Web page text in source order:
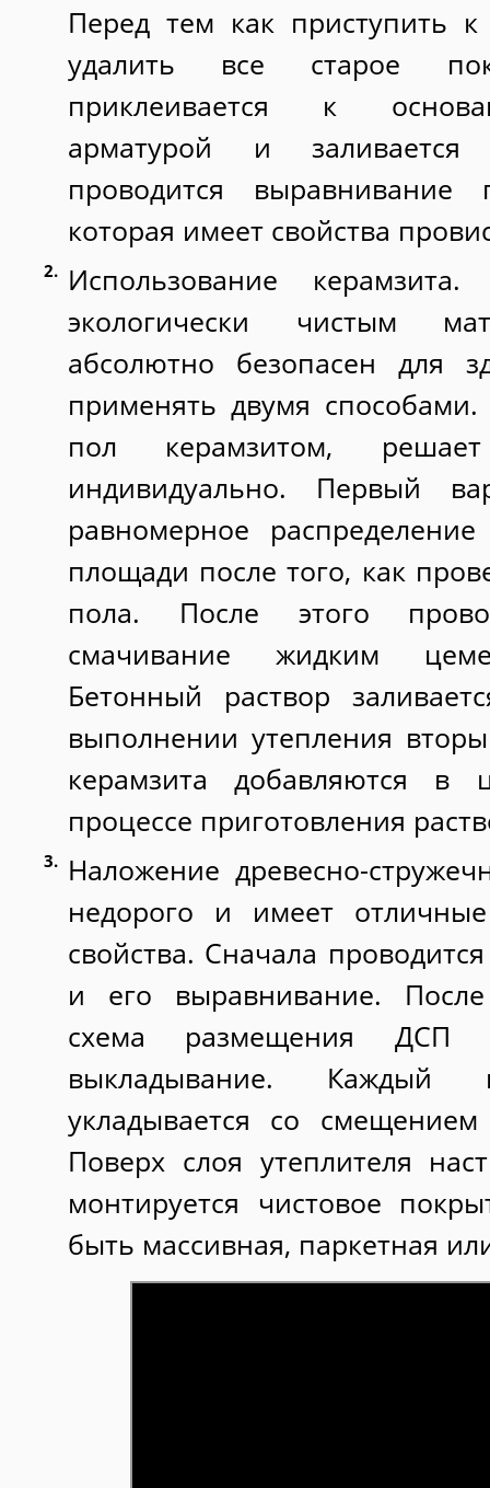
Перед тем как приступить
удалить все старое
приклеивается к
арматурой и заливается
проводится выравнивание
которая имеет свойства
Использование керамзита.
экологически чистым
абсолютно безопасен для
применять двумя
пол керамзитом,
индивидуально. Первый
равномерное
площади после того, как
пола. После этого
смачивание жидким
Бетонный раствор
выполнении утепления
керамзита добавляются в
процессе приготовления
Наложение древесно-
недорого и имеет
свойства. Сначала
и его выравнивание. После
схема размещения ДСП
выкладывание. Каждый
укладывается со
Поверх слоя утеплителя
монтируется чистовое
быть массивная, паркетная